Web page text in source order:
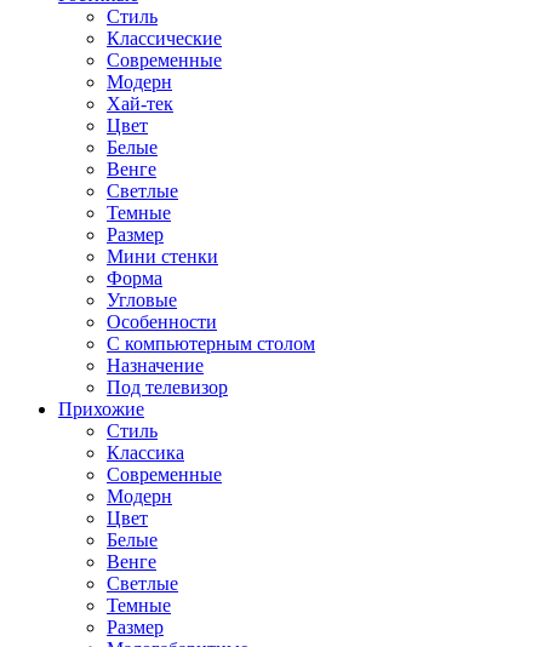
Стиль
Классические
Современные
Модерн
Хай-тек
Цвет
Белые
Венге
Светлые
Темные
Размер
Мини стенки
Форма
Угловые
Особенности
С компьютерным столом
Назначение
Под телевизор
Прихожие
Стиль
Классика
Современные
Модерн
Цвет
Белые
Венге
Светлые
Темные
Размер